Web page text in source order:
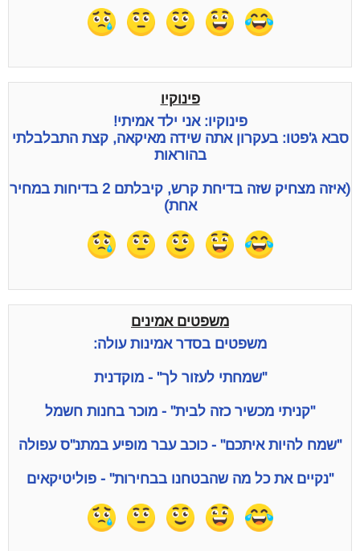
פינוקיו
פינוקיו: אני ילד אמיתי!
סבא ג'פטו: בעקרון אתה שידה מאיקאה, קצת התבלבלתי
בהוראות
(איזה מצחיק שזה בדיחת קרש, קיבלתם 2 בדיחות במחיר
אחת)
משפטים אמינים
משפטים בסדר אמינות עולה:
"שמחתי לעזור לך" - מוקדנית
"קניתי מכשיר כזה לבית" - מוכר בחנות חשמל
"שמח להיות איתכם" - כוכב עבר מופיע במתנ"ס עפולה
"נקיים את כל מה שהבטחנו בבחירות" - פוליטיקאים